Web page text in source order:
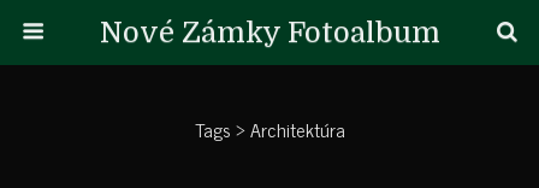
Nové Zámky Fotoalbum
Tags › Architektúra